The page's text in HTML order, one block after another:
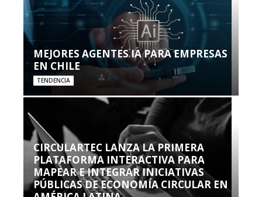
MEJORES AGENTES IA PARA EMPRESAS
EN CHILE
TENDENCIA
CIRCULARTEC LANZA LA PRIMERA
PLATAFORMA INTERACTIVA PARA
MAPEAR E INTEGRAR INICIATIVAS
PÚBLICAS DE ECONOMÍA CIRCULAR EN